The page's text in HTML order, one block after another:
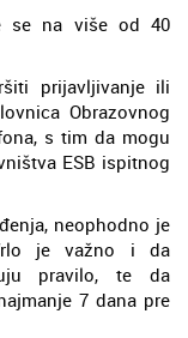
se na više od 40
prijavljivanje ili
Obrazovnog
s tim da mogu
ESB ispitnog
neophodno je
je važno i da
pravilo, te da
7 dana pre